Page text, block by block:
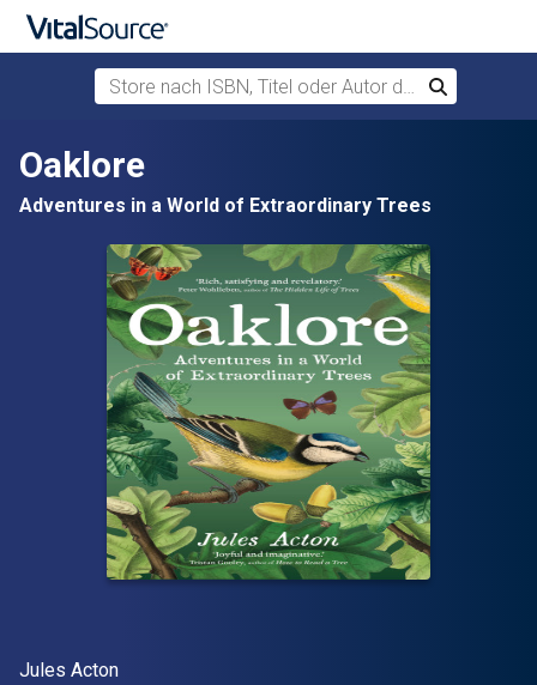
Zum Hauptinhalt springen
Store nach ISBN, Titel oder Autor durchsuchen
Suchen
Oaklore
Adventures in a World of Extraordinary Trees
Autor(en)
Jules Acton